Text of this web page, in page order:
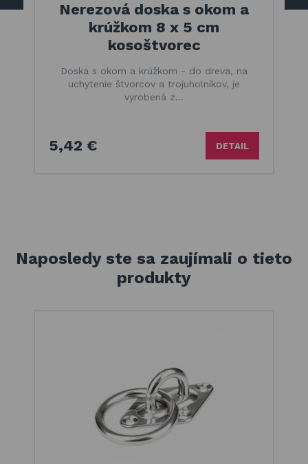
Nerezová doska s okom a
krúžkom 8 x 5 cm
kosoštvorec
Doska s okom a krúžkom - do dreva, na
uchytenie štvorcov a trojuholníkov, je
vyrobená z…
5,42 € DETAIL
Naposledy ste sa zaujímali o tieto
produkty